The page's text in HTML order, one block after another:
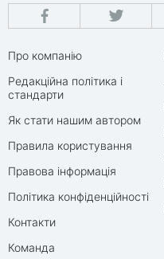
Про компанію
Редакційна політика і
стандарти
Як стати нашим автором
Правила користування
Правова інформація
Політика конфіденційності
Контакти
Команда